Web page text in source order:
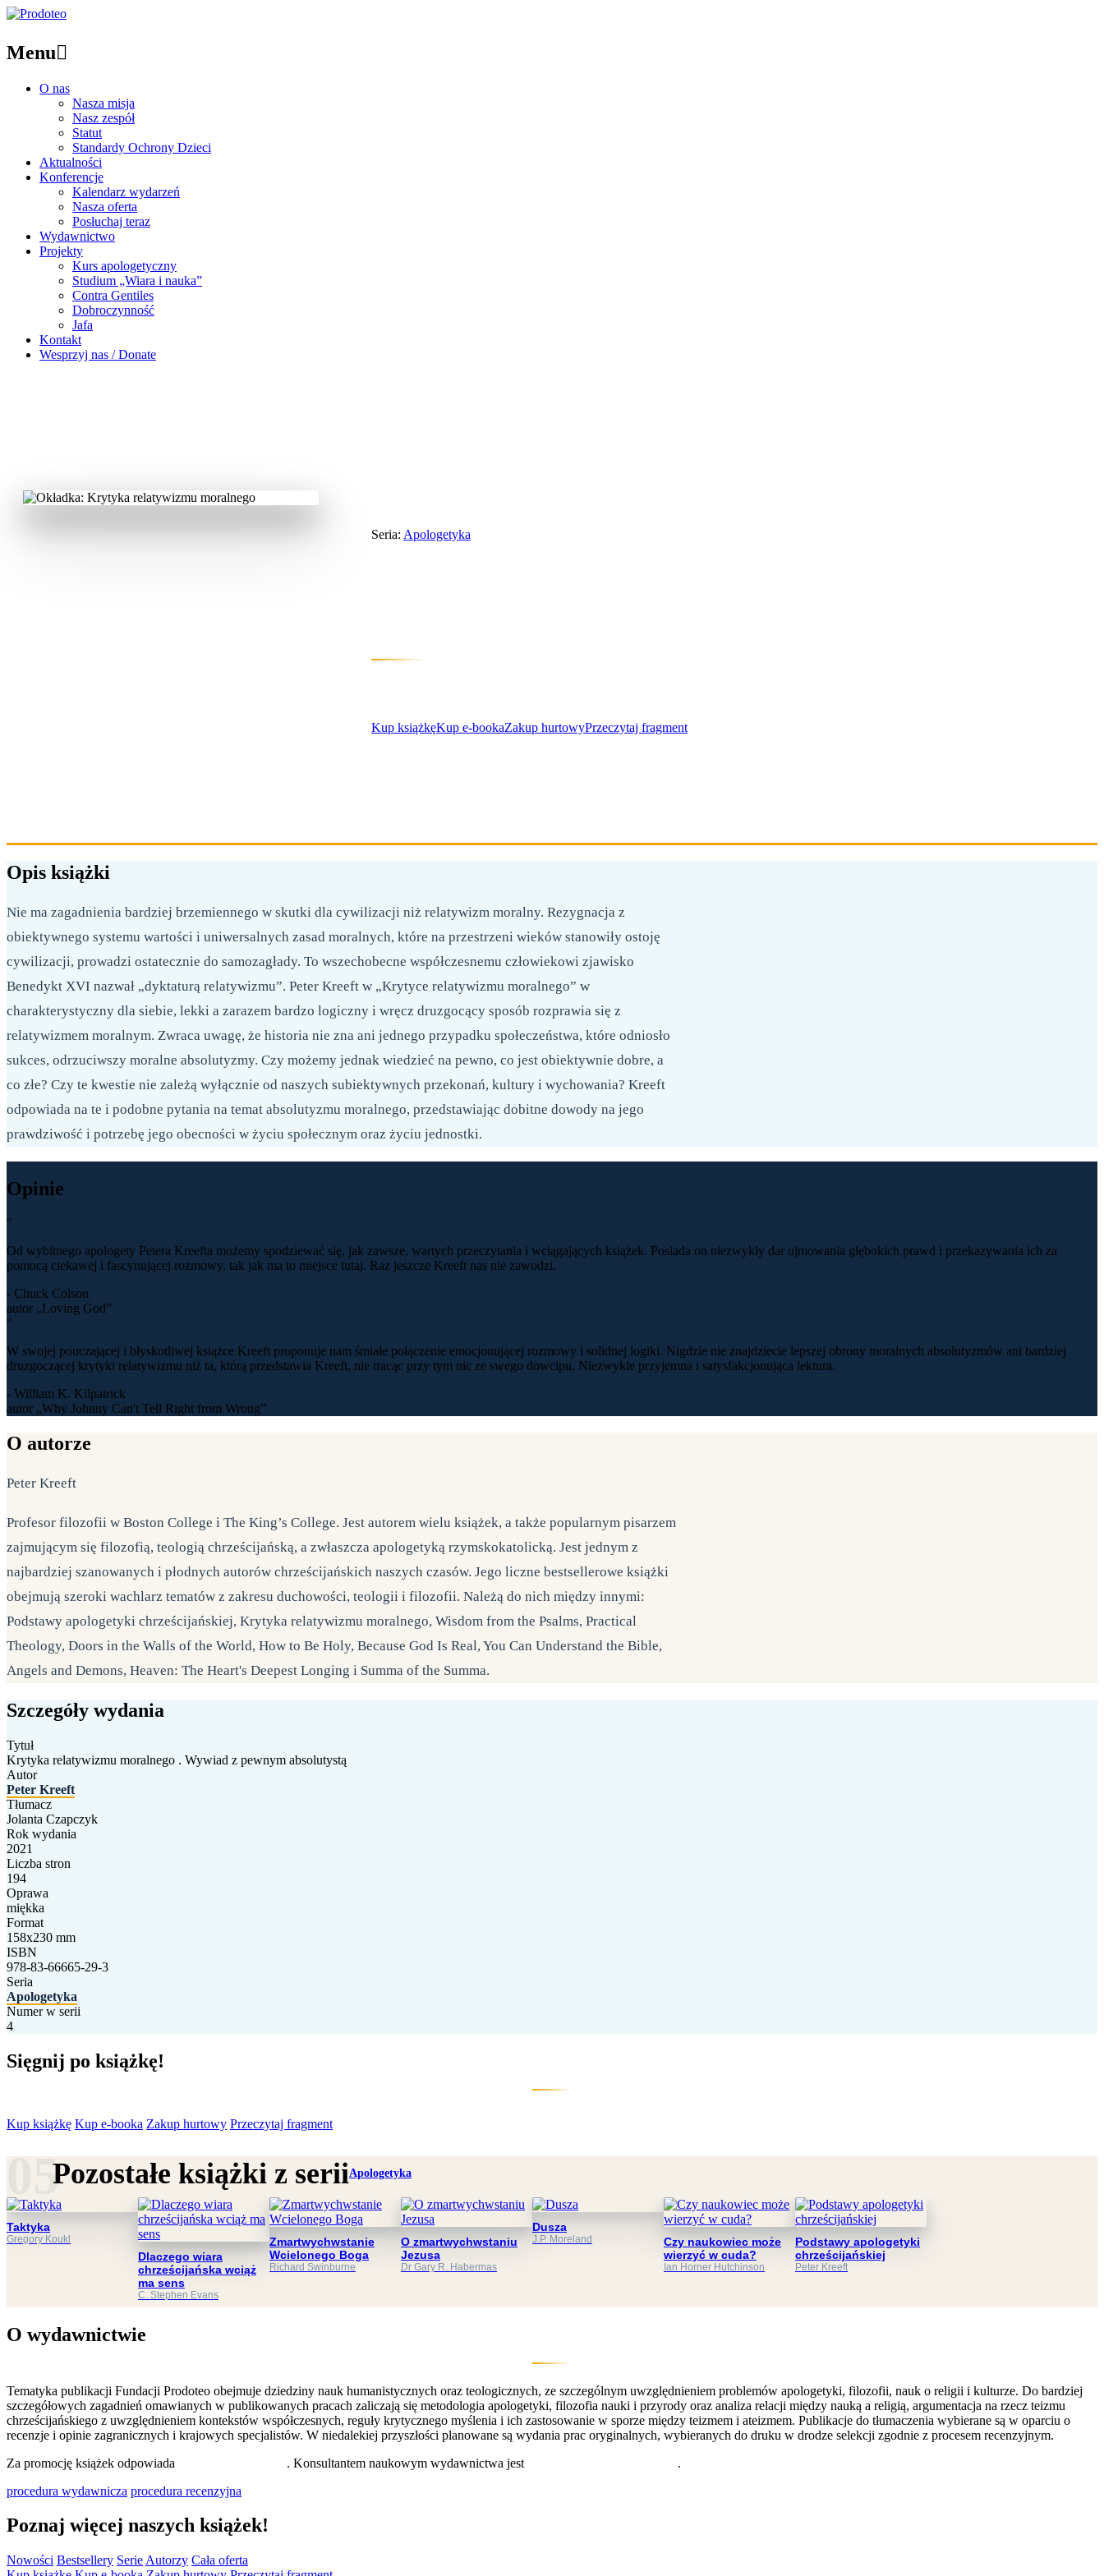
Menu
O nas
Nasza misja
Nasz zespół
Statut
Standardy Ochrony Dzieci
Aktualności
Konferencje
Kalendarz wydarzeń
Nasza oferta
Posłuchaj teraz
Wydawnictwo
Projekty
Kurs apologetyczny
Studium „Wiara i nauka”
Contra Gentiles
Dobroczynność
Jafa
Kontakt
Wesprzyj nas / Donate
Seria: Apologetyka
Kup książkęKup e-bookaZakup hurtowyPrzeczytaj fragment
Opis książki
Nie ma zagadnienia bardziej brzemiennego w skutki dla cywilizacji niż relatywizm moralny. Rezygnacja z
obiektywnego systemu wartości i uniwersalnych zasad moralnych, które na przestrzeni wieków stanowiły ostoję
cywilizacji, prowadzi ostatecznie do samozagłady. To wszechobecne współczesnemu człowiekowi zjawisko
Benedykt XVI nazwał „dyktaturą relatywizmu”. Peter Kreeft w „Krytyce relatywizmu moralnego” w
charakterystyczny dla siebie, lekki a zarazem bardzo logiczny i wręcz druzgocący sposób rozprawia się z
relatywizmem moralnym. Zwraca uwagę, że historia nie zna ani jednego przypadku społeczeństwa, które odniosło
sukces, odrzuciwszy moralne absolutyzmy. Czy możemy jednak wiedzieć na pewno, co jest obiektywnie dobre, a
co złe? Czy te kwestie nie zależą wyłącznie od naszych subiektywnych przekonań, kultury i wychowania? Kreeft
odpowiada na te i podobne pytania na temat absolutyzmu moralnego, przedstawiając dobitne dowody na jego
prawdziwość i potrzebę jego obecności w życiu społecznym oraz życiu jednostki.
Opinie
"
Od wybitnego apologety Petera Kreefta możemy spodziewać się, jak zawsze, wartych przeczytania i wciągających książek. Posiada on niezwykły dar ujmowania głębokich prawd i przekazywania ich za
pomocą ciekawej i fascynującej rozmowy, tak jak ma to miejsce tutaj. Raz jeszcze Kreeft nas nie zawodzi.
- Chuck Colson
autor „Loving God”
"
W swojej pouczającej i błyskotliwej książce Kreeft proponuje nam śmiałe połączenie emocjonującej rozmowy i solidnej logiki. Nigdzie nie znajdziecie lepszej obrony moralnych absolutyzmów ani bardziej
druzgoczącej krytyki relatywizmu niż ta, którą przedstawia Kreeft, nie tracąc przy tym nic ze swego dowcipu. Niezwykle przyjemna i satysfakcjonująca lektura.
- William K. Kilpatrick
autor „Why Johnny Can't Tell Right from Wrong”
O autorze
Peter Kreeft
Profesor filozofii w Boston College i The King’s College. Jest autorem wielu książek, a także popularnym pisarzem
zajmującym się filozofią, teologią chrześcijańską, a zwłaszcza apologetyką rzymskokatolicką. Jest jednym z
najbardziej szanowanych i płodnych autorów chrześcijańskich naszych czasów. Jego liczne bestsellerowe książki
obejmują szeroki wachlarz tematów z zakresu duchowości, teologii i filozofii. Należą do nich między innymi:
Podstawy apologetyki chrześcijańskiej, Krytyka relatywizmu moralnego, Wisdom from the Psalms, Practical
Theology, Doors in the Walls of the World, How to Be Holy, Because God Is Real, You Can Understand the Bible,
Angels and Demons, Heaven: The Heart's Deepest Longing i Summa of the Summa.
Szczegóły wydania
Tytuł
Krytyka relatywizmu moralnego . Wywiad z pewnym absolutystą
Autor
Peter Kreeft
Tłumacz
Jolanta Czapczyk
Rok wydania
2021
Liczba stron
194
Oprawa
miękka
Format
158x230 mm
ISBN
978-83-66665-29-3
Seria
Apologetyka
Numer w serii
4
Sięgnij po książkę!
Kup książkę Kup e-booka Zakup hurtowy Przeczytaj fragment
Pozostałe książki z seriiApologetyka
Taktyka
Gregory Koukl
Dlaczego wiara
chrześcijańska wciąż
ma sens
C. Stephen Evans
Zmartwychwstanie
Wcielonego Boga
Richard Swinburne
O zmartwychwstaniu
Jezusa
Dr Gary R. Habermas
Dusza
J.P. Moreland
Czy naukowiec może
wierzyć w cuda?
Ian Horner Hutchinson
Podstawy apologetyki
chrześcijańskiej
Peter Kreeft
O wydawnictwie
Tematyka publikacji Fundacji Prodoteo obejmuje dziedziny nauk humanistycznych oraz teologicznych, ze szczególnym uwzględnieniem problemów apologetyki, filozofii, nauk o religii i kulturze. Do bardziej
szczegółowych zagadnień omawianych w publikowanych pracach zaliczają się metodologia apologetyki, filozofia nauki i przyrody oraz analiza relacji między nauką a religią, argumentacja na rzecz teizmu
chrześcijańskiego z uwzględnieniem kontekstów współczesnych, reguły krytycznego myślenia i ich zastosowanie w sporze między teizmem i ateizmem. Publikacje do tłumaczenia wybierane są w oparciu o
recenzje i opinie zagranicznych i krajowych specjalistów. W niedalekiej przyszłości planowane są wydania prac oryginalnych, wybieranych do druku w drodze selekcji zgodnie z procesem recenzyjnym.
Za promocję książek odpowiada
. Konsultantem naukowym wydawnictwa jest
.
procedura wydawnicza procedura recenzyjna
Poznaj więcej naszych książek!
Nowości Bestsellery Serie Autorzy Cała oferta